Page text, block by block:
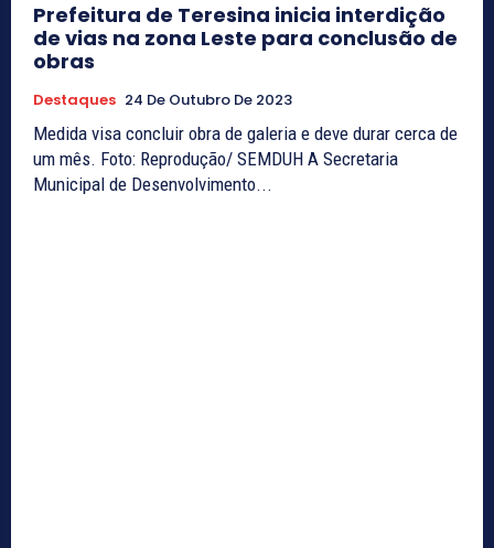
Prefeitura de Teresina inicia interdição
de vias na zona Leste para conclusão de
obras
Destaques 24 De Outubro De 2023
Medida visa concluir obra de galeria e deve durar cerca de
um mês. Foto: Reprodução/ SEMDUH A Secretaria
Municipal de Desenvolvimento...